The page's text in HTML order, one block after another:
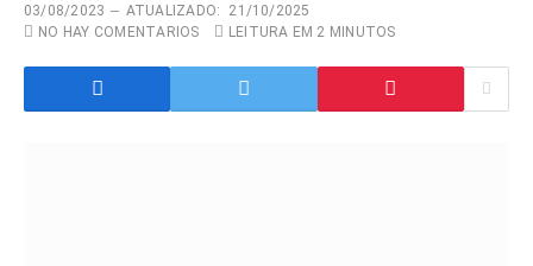
03/08/2023 ATUALIZADO:
21/10/2025
NO HAY COMENTARIOS
LEITURA EM 2 MINUTOS